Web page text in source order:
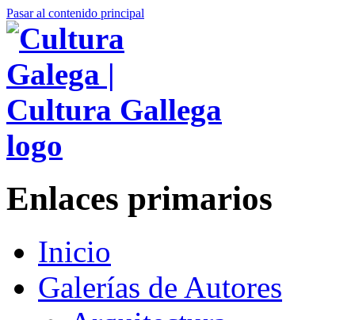
Pasar al contenido principal
Enlaces primarios
Inicio
Galerías de Autores